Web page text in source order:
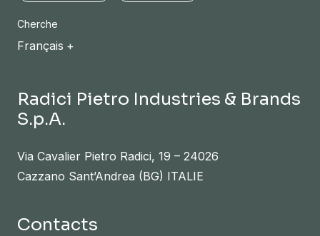
Cherche
Français
Radici Pietro Industries & Brands
S.p.A.
Via Cavalier Pietro Radici, 19 – 24026
Cazzano Sant’Andrea (BG) ITALIE
Contacts